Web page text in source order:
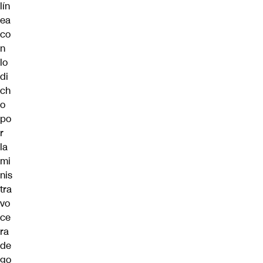
lín
ea
co
n
lo
di
ch
o
po
r
la
mi
nis
tra
vo
ce
ra
de
go